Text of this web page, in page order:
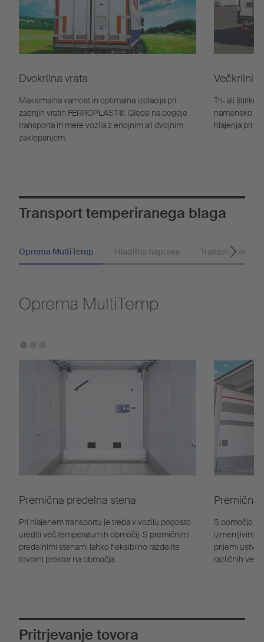
Dvokrilna vrata
Maksimalna varnost in optimalna izolacija pri
zadnjih vratih FERROPLAST®. Glede na pogoje
transporta in mere vozila z enojnim ali dvojnim
zaklepanjem.
Večkrilni
Tri- ali
namensko
hlajenja pri
Transport temperiranega blaga
Oprema MultiTemp Hladilna naprava Trakasta zavesa
Oprema MultiTemp
Premična predelna stena
Pri hlajenem transportu je treba v vozilu pogosto
urediti več temperaturnih območij. S premičnimi
predelnimi stenami lahko fleksibilno razdelite
tovorni prostor na območja.
Premična
S pomočjo
izmenljivim
prijemi
različnih
Pritrjevanje tovora